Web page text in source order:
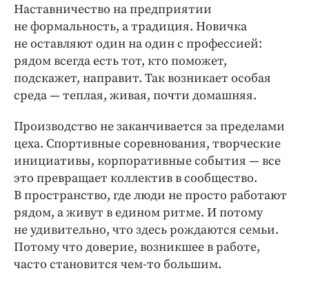
Наставничество на предприятии
не формальность, а традиция. Новичка
не оставляют один на один с профессией:
рядом всегда есть тот, кто поможет,
подскажет, направит. Так возникает особая
среда — ​теплая, живая, почти домашняя.
Производство не заканчивается за пределами
цеха. Спортивные соревнования, творческие
инициативы, корпоративные события — ​все
это превращает коллектив в сообщество.
В пространство, где люди не просто работают
рядом, а живут в едином ритме. И потому
не удивительно, что здесь рождаются семьи.
Потому что доверие, возникшее в работе,
часто становится чем-то большим.